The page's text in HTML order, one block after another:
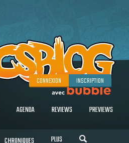
CONNEXION INSCRIPTION
AGENDA REVIEWS PREVIEWS
PLUS